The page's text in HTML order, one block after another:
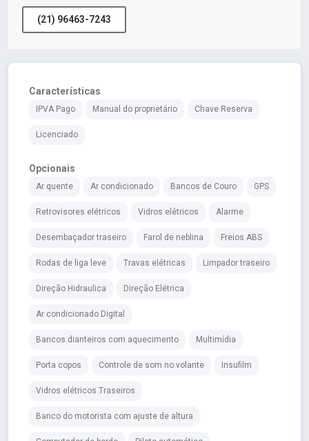
(21) 96463-7243
Características
IPVA Pago Manual do proprietário Chave Reserva
Licenciado
Opcionais
Ar quente Ar condicionado Bancos de Couro GPS
Retrovisores elétricos Vidros elétricos Alarme
Desembaçador traseiro Farol de neblina Freios ABS
Rodas de liga leve Travas elétricas Limpador traseiro
Direção Hidraulica Direção Elétrica
Ar condicionado Digital
Bancos dianteiros com aquecimento Multimídia
Porta copos Controle de som no volante Insufilm
Vidros elétricos Traseiros
Banco do motorista com ajuste de altura